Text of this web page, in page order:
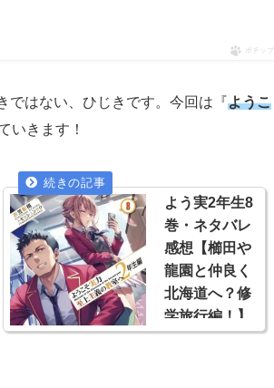
ポチップ
ではない、ひじきです。今回は『ようこ
いきます！
よう実2年生8
巻・ネタバレ
感想【櫛田や
龍園と仲良く
北海道へ？修
学旅行編！】